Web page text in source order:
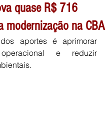
quase R$ 716
modernização na CBA
aportes é aprimorar
e reduzir